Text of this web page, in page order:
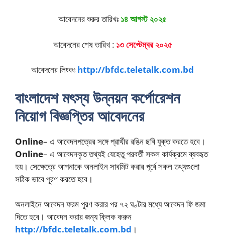
আবেদনের শুরুর তারিখঃ ১৪ আগস্ট২০২৫
আবেদনের শেষ তারিখ : ১৩ সেপ্টেম্বর২০২৫
আবেদনের লিংকঃ http://bfdc.teletalk.com.bd
বাংলাদেশ মৎস্য উন্নয়ন কর্পোরেশন
নিয়োগ বিজ্ঞপ্তির আবেদনের
Online– এ আবেদনপত্রের সঙ্গে প্রার্থীর রঙিন ছবি যুক্ত করতে হবে।
Online– এ আবেদনকৃত তথ্যই যেহেতু পরবর্তী সকল কার্যক্রমে ব্যবহৃত
হয়। সেক্ষেত্রে আপনাকে অনলাইন সাবমিট করার পূর্বে সকল তথ্যগুলো
সঠিক ভাবে পূরণ করতে হবে।
অনলাইনে আবেদন ফরম পূরণ করার পর ৭২ ঘণ্টার মধ্যে আবেদন ফি জমা
দিতে হবে। আবেদন করার জন্য ক্লিক করুন
http://bfdc.teletalk.com.bd ।